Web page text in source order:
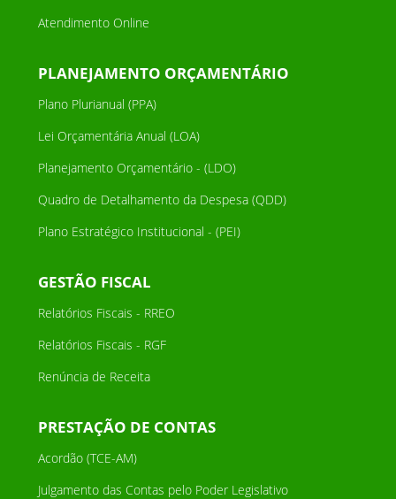
Atendimento Online
PLANEJAMENTO ORÇAMENTÁRIO
Plano Plurianual (PPA)
Lei Orçamentária Anual (LOA)
Planejamento Orçamentário - (LDO)
Quadro de Detalhamento da Despesa (QDD)
Plano Estratégico Institucional - (PEI)
GESTÃO FISCAL
Relatórios Fiscais - RREO
Relatórios Fiscais - RGF
Renúncia de Receita
PRESTAÇÃO DE CONTAS
Acordão (TCE-AM)
Julgamento das Contas pelo Poder Legislativo